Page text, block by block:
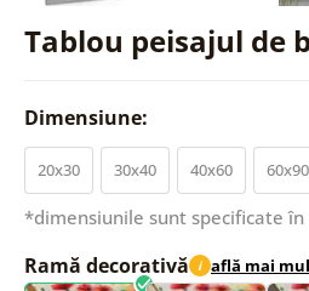
Tablou peisajul de
Dimensiune:
20x30 30x40 40x60 60x90
*dimensiunile sunt specificate
Ramă decorativă i află mai